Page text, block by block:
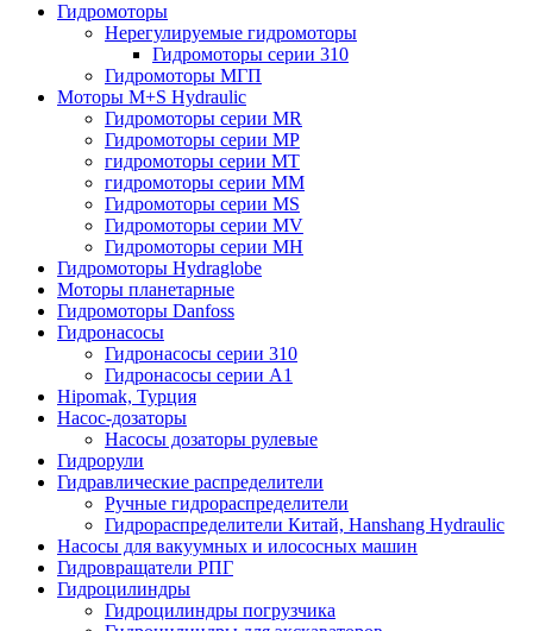
Гидромоторы
Нерегулируемые гидромоторы
Гидромоторы серии 310
Гидромоторы МГП
Моторы M+S Hydraulic
Гидромоторы серии MR
Гидромоторы серии MP
гидромоторы серии MT
гидромоторы серии MM
Гидромоторы серии MS
Гидромоторы серии MV
Гидромоторы серии MH
Гидромоторы Hydraglobe
Моторы планетарные
Гидромоторы Danfoss
Гидронасосы
Гидронасосы серии 310
Гидронасосы серии А1
Hipomak, Турция
Насос-дозаторы
Насосы дозаторы рулевые
Гидрорули
Гидравлические распределители
Ручные гидрораспределители
Гидрораспределители Китай, Hanshang Hydraulic
Насосы для вакуумных и илососных машин
Гидровращатели РПГ
Гидроцилиндры
Гидроцилиндры погрузчика